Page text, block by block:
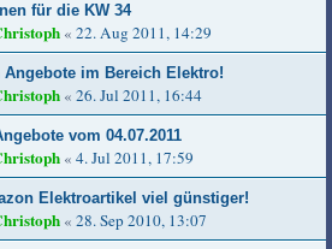
für die KW 34
« 22. Aug 2011, 14:29
im Bereich Elektro!
« 26. Jul 2011, 16:44
vom 04.07.2011
« 4. Jul 2011, 17:59
Elektroartikel viel günstiger!
« 28. Sep 2010, 13:07